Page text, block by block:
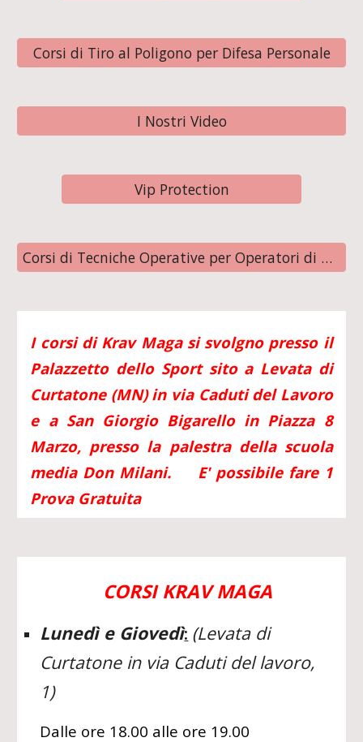
Corsi di Tiro al Poligono per Difesa Personale
I Nostri Video
Vip Protection
Corsi di Tecniche Operative per Operatori di Polizia
I corsi di Krav Maga si svolgno presso il
Palazzetto dello Sport sito a Levata di
Curtatone (MN) in via Caduti del Lavoro
e a San Giorgio Bigarello in Piazza 8
Marzo, presso la palestra della scuola
media Don Milani.
E' possibile fare 1
Prova Gratuita
CORSI KRAV MAGA
Lunedì e Giovedì: (Levata di
Curtatone in via Caduti del lavoro,
1)
Dalle ore 18.00 alle ore 19.00